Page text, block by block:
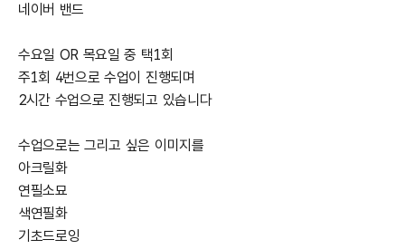
네이버 밴드
수요일 OR 목요일 중 택1회
주1회 4번으로 수업이 진행되며
2시간 수업으로 진행되고 있습니다
수업으로는 그리고 싶은 이미지를
아크릴화
연필소묘
색연필화
기초드로잉